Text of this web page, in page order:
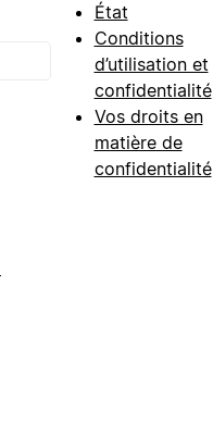
État
Conditions
d’utilisation et
confidentialité
Vos droits en
matière de
confidentialité